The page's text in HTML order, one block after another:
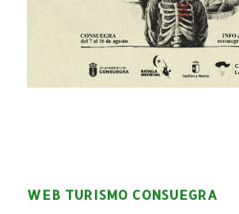
WEB TURISMO CONSUEGRA